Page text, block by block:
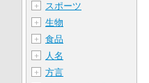
＋ スポーツ
＋ 生物
＋ 食品
＋ 人名
＋ 方言